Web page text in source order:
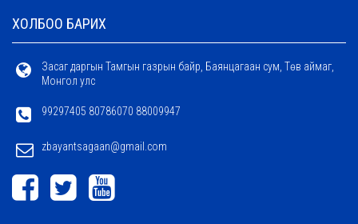
ХОЛБОО БАРИХ
Засаг даргын Тамгын газрын байр, Баянцагаан сум, Төв аймаг,
Монгол улс
99297405 80786070 88009947
zbayantsagaan@gmail.com